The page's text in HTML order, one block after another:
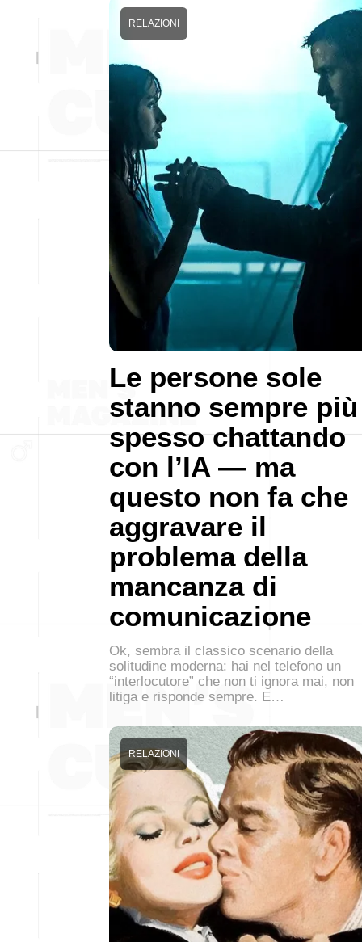
Le persone sole
stanno sempre più
spesso chattando
con l’IA — ma
questo non fa che
aggravare il
problema della
mancanza di
comunicazione
RELAZIONI
Ok, sembra il classico scenario della
solitudine moderna: hai nel telefono un
“interlocutore” che non ti ignora mai, non
litiga e risponde sempre. E…
RELAZIONI